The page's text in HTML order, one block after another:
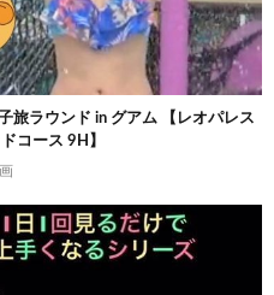
旅ラウンド in グアム 【レオパレス
コース 9H】